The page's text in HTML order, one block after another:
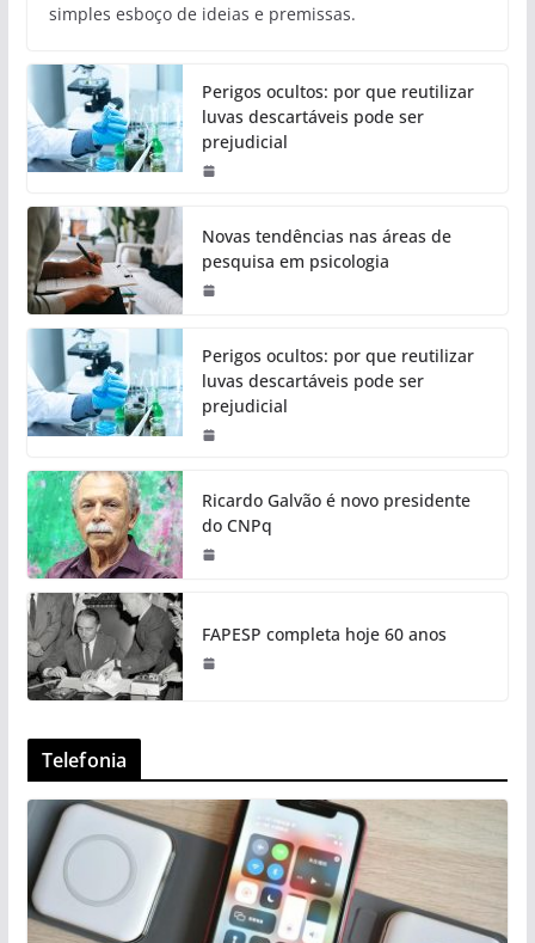
simples esboço de ideias e premissas.
Perigos ocultos: por que reutilizar
luvas descartáveis pode ser
prejudicial
Novas tendências nas áreas de
pesquisa em psicologia
Perigos ocultos: por que reutilizar
luvas descartáveis pode ser
prejudicial
Ricardo Galvão é novo presidente
do CNPq
FAPESP completa hoje 60 anos
Telefonia